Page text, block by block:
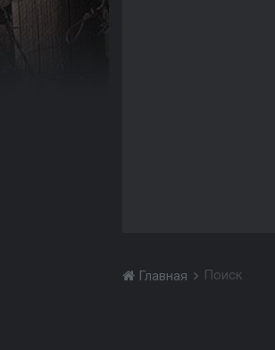
Главная Поиск